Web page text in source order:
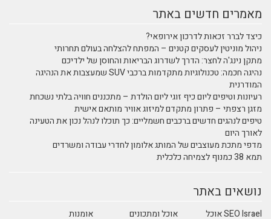
מאמרים חדשים באתר
כיצד לברר זכאות לדרכון אירופאי?
ניהול מוניטין לעסקים קטנים – המפתח להצלחה בעולם תחרותי
מתקן נינג'ה לחצר: הדרך לשדרוג הבריאות והחוסן של ילדיכם
נהיגה חכמה: טכנולוגיות מתקדמות ברכבי SUV שמעצבות את הנהיגה
המודרנית
רעיונות וטיפים ליום כיף זוגי ליום הולדת – מתכננים חוויה בלתי נשכחת
מזגן רצפתי – פתרון מתקדם למיזוג אוויר מותאם אישית
טיפים לנהגים חדשים ברכבים חשמליים: כך תוכלו לנהל נכון את הטעינה
לאורך היום
מדפי מתכת מעוצבים של המותג אלומון לחדרי עבודה ומשרדים
תמא 38 כמנוף לצמיחה כלכלית
נושאים באתר
SEO Israel אוכל אוכל ומתכונים אומנות